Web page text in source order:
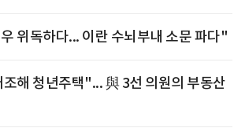
위독하다... 이란 수뇌부내 소문 파다"
해 청년주택"... 與 3선 의원의 부동산